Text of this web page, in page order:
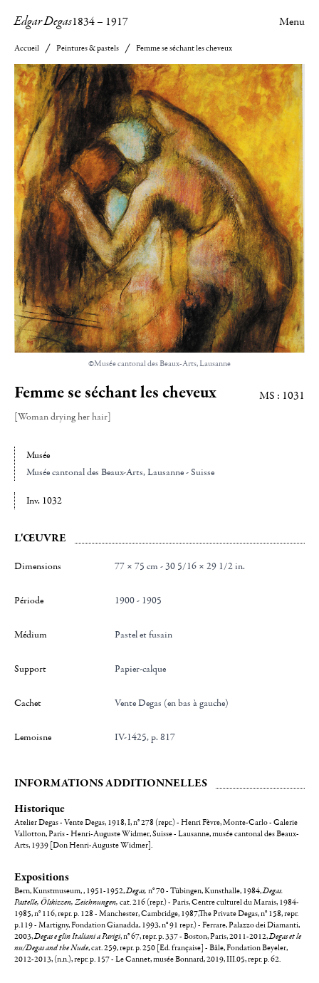
Edgar Degas1834– 1917 Menu
Accueil Peintures & pastels Femme se séchant les cheveux
©Musée cantonal des Beaux-Arts, Lausanne
Femme se séchant les cheveux
[Woman drying her hair]
MS : 1031
Musée
Musée cantonal des Beaux-Arts, Lausanne - Suisse
Inv. 1032
L'ŒUVRE
Dimensions 77 × 75 cm - 30 5/16 × 29 1/2 in.
Période 1900 - 1905
Médium Pastel et fusain
Support Papier-calque
Cachet Vente Degas (en bas à gauche)
Lemoisne IV-1425, p. 817
INFORMATIONS ADDITIONNELLES
Historique
Atelier Degas - Vente Degas, 1918, I, n° 278 (repr.) - Henri Fèvre, Monte-Carlo - Galerie
Vallotton, Paris - Henri-Auguste Widmer, Suisse - Lausanne, musée cantonal des Beaux-
Arts, 1939 [Don Henri-Auguste Widmer].
Expositions
Bern, Kunstmuseum, , 1951-1952,Degas, n° 70 - Tübingen, Kunsthalle, 1984,Degas.
Pastelle, Ölskizzen, Zeichnungen, cat. 216 (repr.) - Paris, Centre culturel du Marais, 1984-
1985, n° 116, repr. p. 128 - Manchester, Cambridge, 1987,The Private Degas, n° 158, repr.
p.119 - Martigny, Fondation Gianadda, 1993, n° 91 repr.) - Ferrare, Palazzo dei Diamanti,
2003,Degas e glin Italiani a Parigi, n° 67, repr. p. 337 - Boston, Paris, 2011-2012,Degas et le
nu/Degas and the Nude, cat. 259, repr. p. 250 [Ed. française] - Bâle, Fondation Beyeler,
2012-2013, (n.n.), repr. p. 157 - Le Cannet, musée Bonnard, 2019, III.05, repr. p. 62.